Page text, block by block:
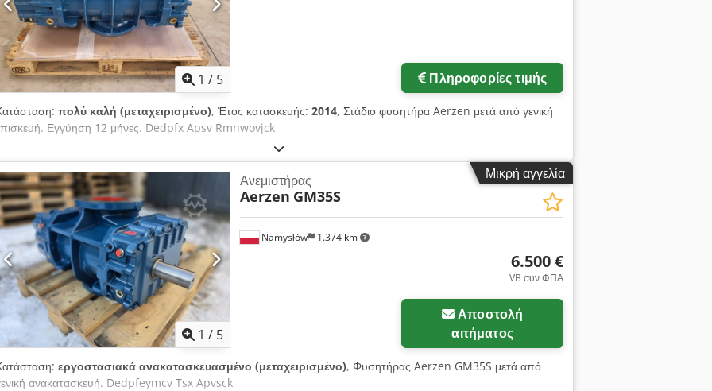
1 / 5 Πληροφορίες τιμής
πολύ καλή (μεταχειρισμένο), Έτος κατασκευής: 2014, Στάδιο φυσητήρα Aerzen μετά από γενική
Εγγύηση 12 μήνες. Dedpfx Apsv Rmnwovjck
Μικρή αγγελία
1 / 5
Namysłów 1.374 km
Ανεμιστήρας
Aerzen GM35S
6.500 €
VB συν ΦΠΑ
Αποστολή
αιτήματος
εργοστασιακά ανακατασκευασμένο (μεταχειρισμένο), Φυσητήρας Aerzen GM35S μετά από
ανακατασκευή. Dedpfeymcv Tsx Apvsck